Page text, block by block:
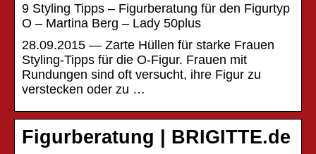
9 Styling Tipps – Figurberatung für den Figurtyp
O – Martina Berg – Lady 50plus
28.09.2015 — Zarte Hüllen für starke Frauen
Styling-Tipps für die O-Figur. Frauen mit
Rundungen sind oft versucht, ihre Figur zu
verstecken oder zu …
Figurberatung | BRIGITTE.de